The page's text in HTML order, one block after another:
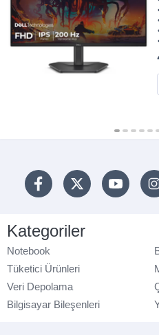
Kategoriler
Notebook
Tüketici Ürünleri
Veri Depolama
Bilgisayar Bileşenleri